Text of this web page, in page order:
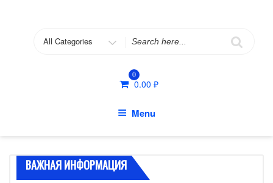
Search
0
0.00₽
Menu
ВАЖНАЯ ИНФОРМАЦИЯ